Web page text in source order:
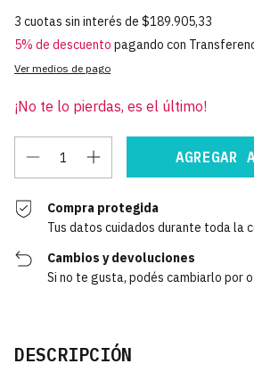
3 cuotas sin interés de $189.905,33
5% de descuento pagando con
Ver medios de pago
¡No te lo pierdas, es el último!
Compra protegida
Tus datos cuidados durante toda la
Cambios y devoluciones
Si no te gusta, podés cambiarlo por
DESCRIPCIÓN